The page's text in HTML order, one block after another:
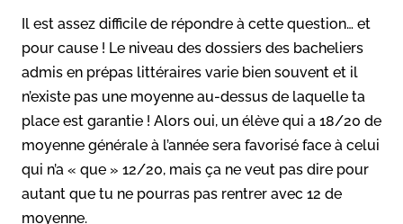
Il est assez difficile de répondre à cette question… et
pour cause ! Le niveau des dossiers des bacheliers
admis en prépas littéraires varie bien souvent et il
n’existe pas une moyenne au-dessus de laquelle ta
place est garantie ! Alors oui, un élève qui a 18/20 de
moyenne générale à l’année sera favorisé face à celui
qui n’a « que » 12/20, mais ça ne veut pas dire pour
autant que tu ne pourras pas rentrer avec 12 de
moyenne.